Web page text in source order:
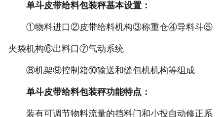
输送提升设备
- 输送机
- Z字型提升机
单斗皮带给料包装秤基本设置：
①物料进口②皮带给料机构③称重仓④导料斗⑤
夹袋机构⑥出料口⑦气动系统
⑧机架⑨控制箱⑩输送和缝包机机构等组成
单斗皮带给料包装秤功能特点：
装有可调节物料流量的挡料门和小投自动修正系